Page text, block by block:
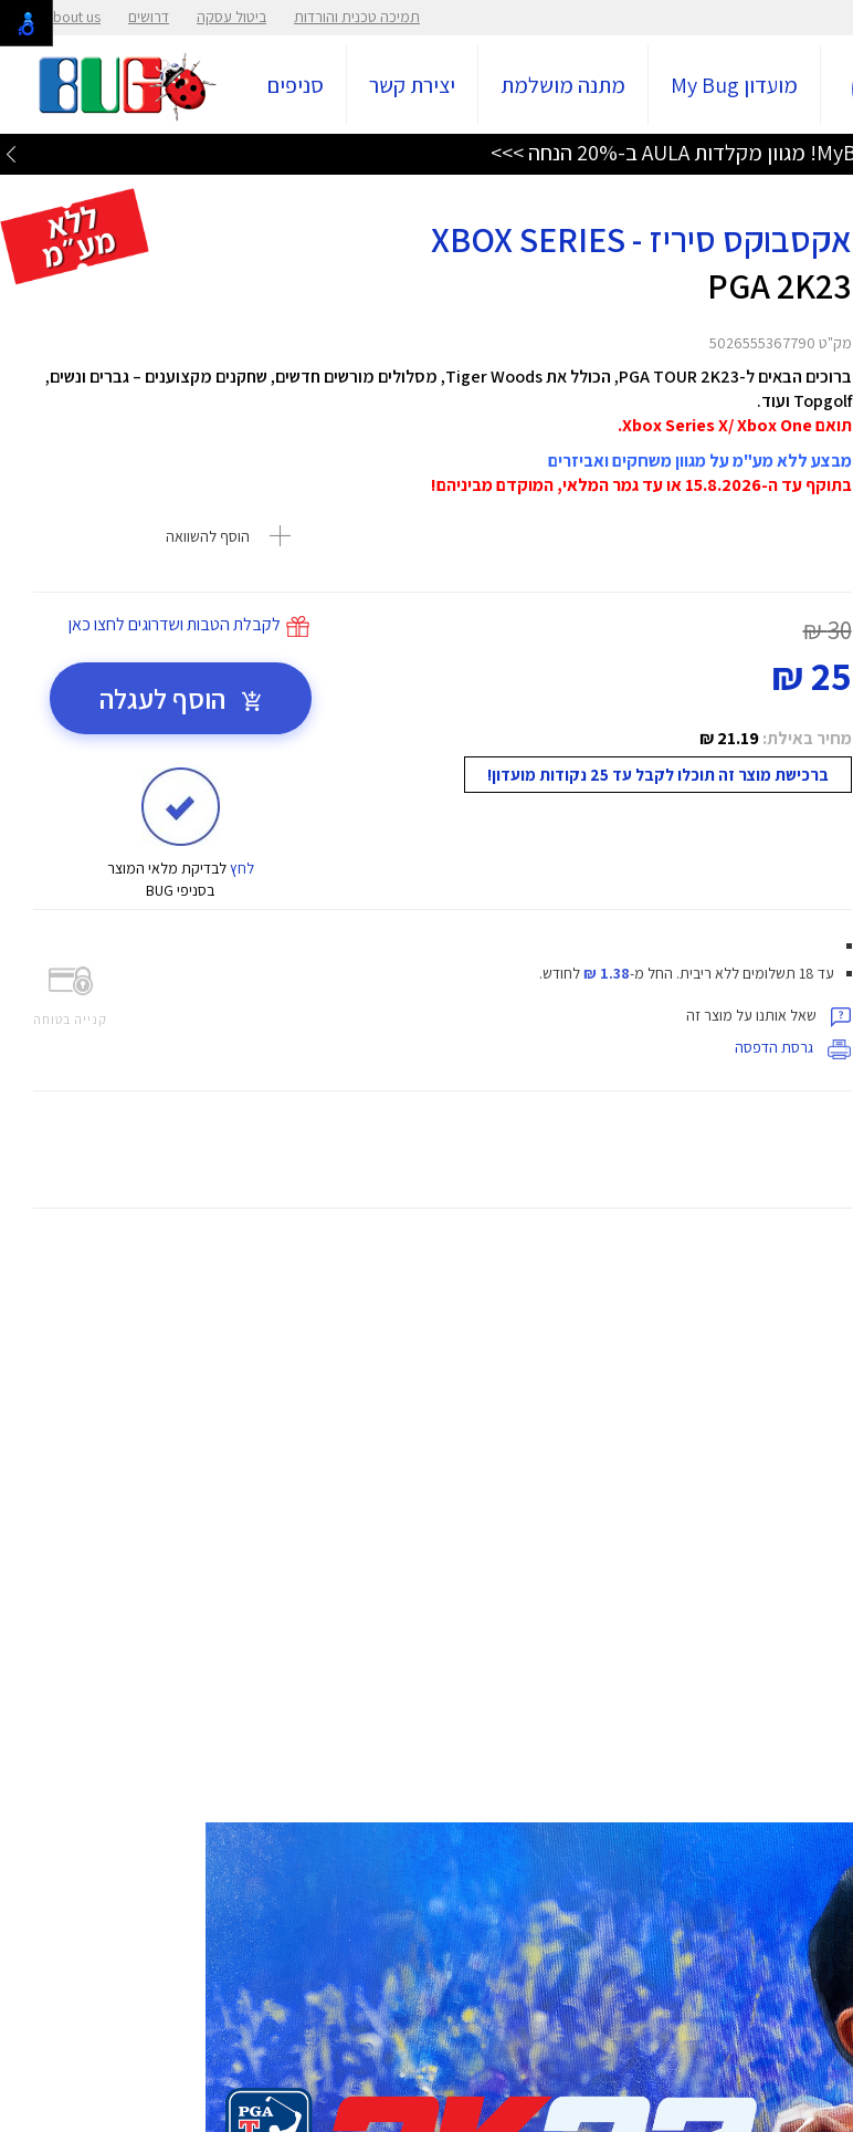
תמיכה טכנית והורדות ביטול עסקה דרושים About us
מועדון My Bug מתנה מושלמת יצירת קשר סניפים
אקסבוקס סיריז - XBOX SERIES
PGA 2K23
מק"ט 5026555367790
ברוכים הבאים ל-PGA TOUR 2K23, הכולל את Tiger Woods, מסלולים מורשים חדשים, שחקנים מקצוענים – גברים ונשים,
Topgolf ועוד.
תואם Xbox Series X/ Xbox One.
מבצע ללא מע"מ על מגוון משחקים ואביזרים
בתוקף עד ה-15.8.2026 או עד גמר המלאי, המוקדם מביניהם!
הוסף להשוואה
30 ₪
25 ₪
מחיר באילת:21.19 ₪
ברכישת מוצר זה תוכלו לקבל עד 25 נקודות מועדון!
לקבלת הטבות ושדרוגים לחצו כאן
הוסף לעגלה
לחץלבדיקת מלאי המוצר
בסניפי BUG
קנייה בטוחה
עד 18 תשלומים ללא ריבית. החל מ-1.38 ₪ לחודש.
שאל אותנו על מוצר זה
גרסת הדפסה